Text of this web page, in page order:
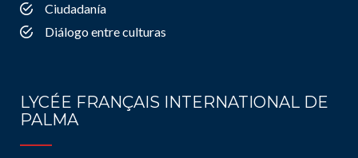
Ciudadanía
Diálogo entre culturas
LYCÉE FRANÇAIS INTERNATIONAL DE
PALMA